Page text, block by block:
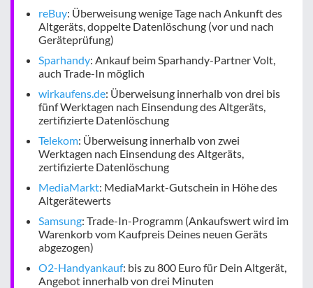
reBuy: Überweisung wenige Tage nach Ankunft des
Altgeräts, doppelte Datenlöschung (vor und nach
Geräteprüfung)
Sparhandy: Ankauf beim Sparhandy-Partner Volt,
auch Trade-In möglich
wirkaufens.de: Überweisung innerhalb von drei bis
fünf Werktagen nach Einsendung des Altgeräts,
zertifizierte Datenlöschung
Telekom: Überweisung innerhalb von zwei
Werktagen nach Einsendung des Altgeräts,
zertifizierte Datenlöschung
MediaMarkt: MediaMarkt-Gutschein in Höhe des
Altgerätewerts
Samsung: Trade-In-Programm (Ankaufswert wird im
Warenkorb vom Kaufpreis Deines neuen Geräts
abgezogen)
O2-Handyankauf: bis zu 800 Euro für Dein Altgerät,
Angebot innerhalb von drei Minuten